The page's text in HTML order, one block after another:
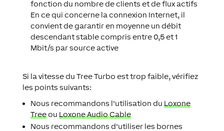
fonction du nombre de clients et de flux actifs
En ce qui concerne la connexion Internet, il
convient de garantir en moyenne un débit
descendant stable compris entre 0,5 et 1
Mbit/s par source active
Si la vitesse du Tree Turbo est trop faible, vérifiez
les points suivants:
Nous recommandons l'utilisation du Loxone
Treeou Loxone Audio Cable
Nous recommandons d'utiliser les bornes